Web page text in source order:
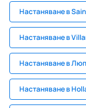
Настаняване в
Настаняване в
Настаняване в
Настаняване в